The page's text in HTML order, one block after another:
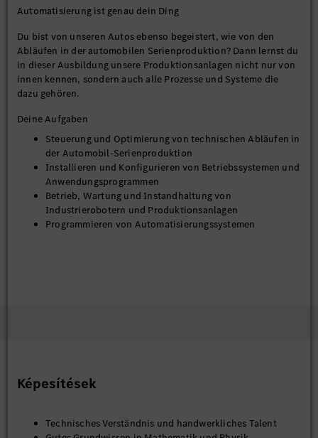
Automatisierung ist genau dein Ding
Du bist von unseren Autos ebenso begeistert, wie von den
Abläufen in der automobilen Serienproduktion? Dann lernst du
in dieser Ausbildung unsere Produktionsanlagen nicht nur von
innen kennen, sondern auch alle Prozesse und Systeme die
dazu gehören.
Deine Aufgaben
Steuerung und Optimierung von technischen Abläufen in
der Automobil-Serienproduktion
Installieren und Konfigurieren von Betriebssystemen und
Anwendungsprogrammen
Betrieb, Wartung und Instandhaltung von
Industrierobotern und Produktionsanlagen
Programmieren von Automatisierungssystemen
Képesítések
Technisches Verständnis und handwerkliches Talent